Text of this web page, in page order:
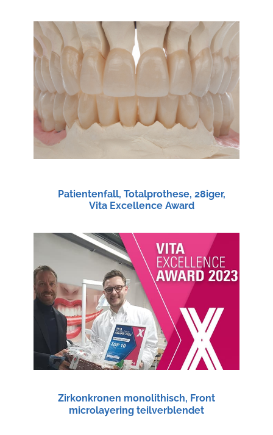
Patientenfall, Totalprothese, 28iger,
Vita Excellence Award
Zirkonkronen monolithisch, Front
microlayering teilverblendet